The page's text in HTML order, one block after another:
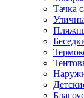
Тачка